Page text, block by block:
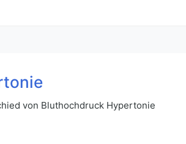
von Bluthochdruck Hypertonie